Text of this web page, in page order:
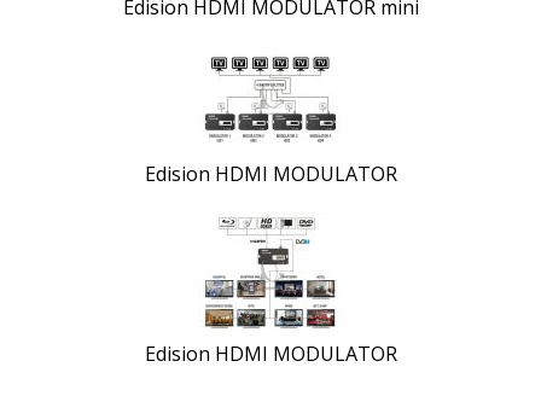
Edision HDMI MODULATOR mini
Edision HDMI MODULATOR
Edision HDMI MODULATOR